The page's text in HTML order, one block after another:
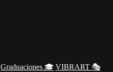
Graduaciones 🎓 VIBRART 🎭